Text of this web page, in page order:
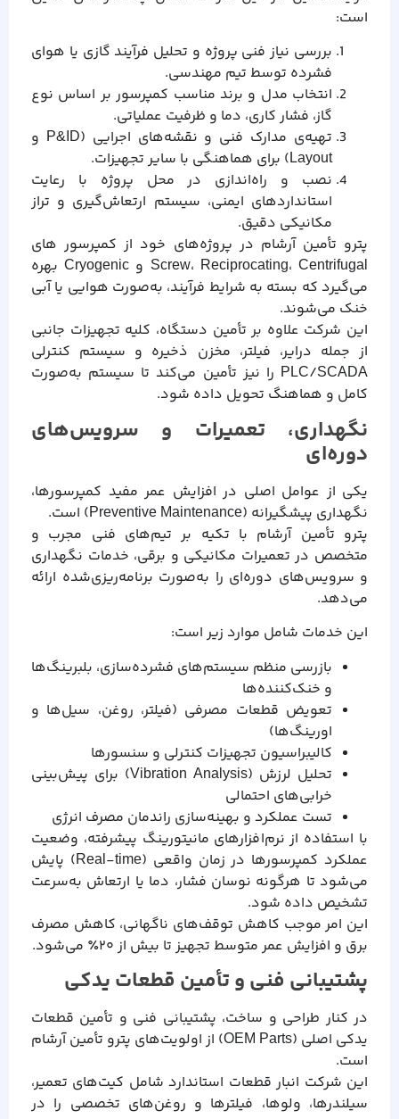
است:
بررسی نیاز فنی پروژه و تحلیل فرآیند گازی یا هوای
فشرده توسط تیم مهندسی.
انتخاب مدل و برند مناسب کمپرسور بر اساس نوع
گاز، فشار کاری، دما و ظرفیت عملیاتی.
تهیه‌ی مدارک فنی و نقشه‌های اجرایی (P&ID و
Layout) برای هماهنگی با سایر تجهیزات.
نصب و راه‌اندازی در محل پروژه با رعایت
استانداردهای ایمنی، سیستم ارتعاش‌گیری و تراز
مکانیکی دقیق.
پترو تأمین آرشام در پروژه‌های خود از کمپرسور های
Screw، Reciprocating، Centrifugal و Cryogenic بهره
می‌گیرد که بسته به شرایط فرآیند، به‌صورت هوایی یا آبی
خنک می‌شوند.
این شرکت علاوه بر تأمین دستگاه، کلیه تجهیزات جانبی
از جمله درایر، فیلتر، مخزن ذخیره و سیستم کنترلی
PLC/SCADA را نیز تأمین می‌کند تا سیستم به‌صورت
کامل و هماهنگ تحویل داده شود.
نگهداری، تعمیرات و سرویس‌های
دوره‌ای
یکی از عوامل اصلی در افزایش عمر مفید کمپرسورها،
نگهداری پیشگیرانه (Preventive Maintenance) است.
پترو تأمین آرشام با تکیه بر تیم‌های فنی مجرب و
متخصص در تعمیرات مکانیکی و برقی، خدمات نگهداری
و سرویس‌های دوره‌ای را به‌صورت برنامه‌ریزی‌شده ارائه
می‌دهد.
این خدمات شامل موارد زیر است:
بازرسی منظم سیستم‌های فشرده‌سازی، بلبرینگ‌ها
و خنک‌کننده‌ها
تعویض قطعات مصرفی (فیلتر، روغن، سیل‌ها و
اورینگ‌ها)
کالیبراسیون تجهیزات کنترلی و سنسورها
تحلیل لرزش (Vibration Analysis) برای پیش‌بینی
خرابی‌های احتمالی
تست عملکرد و بهینه‌سازی راندمان مصرف انرژی
با استفاده از نرم‌افزارهای مانیتورینگ پیشرفته، وضعیت
عملکرد کمپرسورها در زمان واقعی (Real-time) پایش
می‌شود تا هرگونه نوسان فشار، دما یا ارتعاش به‌سرعت
تشخیص داده شود.
این امر موجب کاهش توقف‌های ناگهانی، کاهش مصرف
برق و افزایش عمر متوسط تجهیز تا بیش از ۲۰٪ می‌شود.
پشتیبانی فنی و تأمین قطعات یدکی
در کنار طراحی و ساخت، پشتیبانی فنی و تأمین قطعات
یدکی اصلی (OEM Parts) از اولویت‌های پترو تأمین آرشام
است.
این شرکت انبار قطعات استاندارد شامل کیت‌های تعمیر،
سیلندرها، ولوها، فیلترها و روغن‌های تخصصی را در